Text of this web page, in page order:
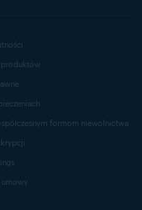
formom niewolnictwa